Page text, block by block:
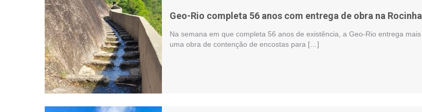
Geo-Rio completa 56 anos com entrega de obra na Rocinha
Na semana em que completa 56 anos de existência, a Geo-Rio entrega mais
uma obra de contenção de encostas para […]